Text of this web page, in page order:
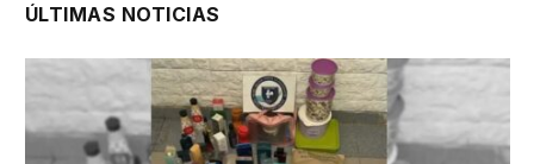
ÚLTIMAS NOTICIAS